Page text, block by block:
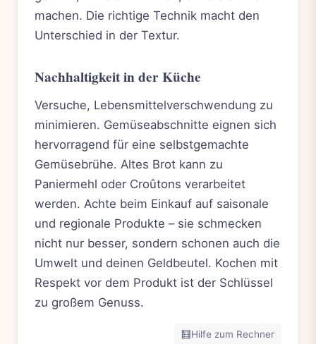
machen. Die richtige Technik macht den
Unterschied in der Textur.
Nachhaltigkeit in der Küche
Versuche, Lebensmittelverschwendung zu
minimieren. Gemüseabschnitte eignen sich
hervorragend für eine selbstgemachte
Gemüsebrühe. Altes Brot kann zu
Paniermehl oder Croûtons verarbeitet
werden. Achte beim Einkauf auf saisonale
und regionale Produkte – sie schmecken
nicht nur besser, sondern schonen auch die
Umwelt und deinen Geldbeutel. Kochen mit
Respekt vor dem Produkt ist der Schlüssel
zu großem Genuss.
🧮Hilfe zum Rechner